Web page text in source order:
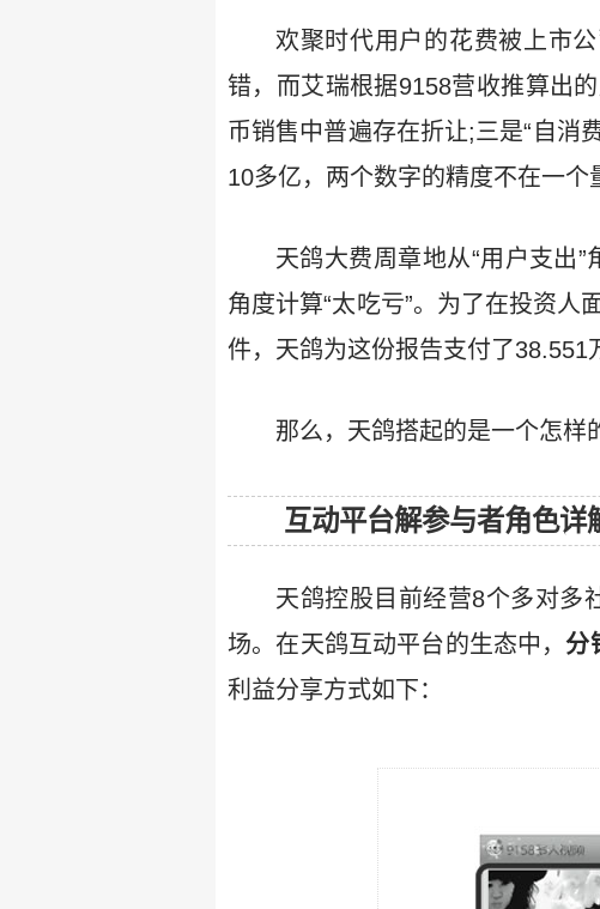
欢聚时代用户的花费被上市
错，而艾瑞根据9158营收推算出
币销售中普遍存在折让;三是“自消
10多亿，两个数字的精度不在一个
天鸽大费周章地从“用户支出
角度计算“太吃亏”。为了在投资
件，天鸽为这份报告支付了38.551
那么，天鸽搭起的是一个怎样
互动平台解参与者角色详
天鸽控股目前经营8个多对多
场。在天鸽互动平台的生态中，分
利益分享方式如下：